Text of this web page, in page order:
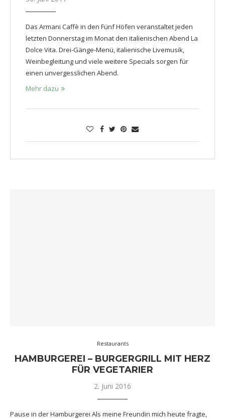
Das Armani Caffè in den Fünf Höfen veranstaltet jeden
letzten Donnerstag im Monat den italienischen Abend La
Dolce Vita. Drei-Gänge-Menü, italienische Livemusik,
Weinbegleitung und viele weitere Specials sorgen für
einen unvergesslichen Abend.
Mehr dazu
Restaurants
HAMBURGEREI – BURGERGRILL MIT HERZ
FÜR VEGETARIER
2. Juni 2016
Pause in der Hamburgerei Als meine Freundin mich heute fragte,